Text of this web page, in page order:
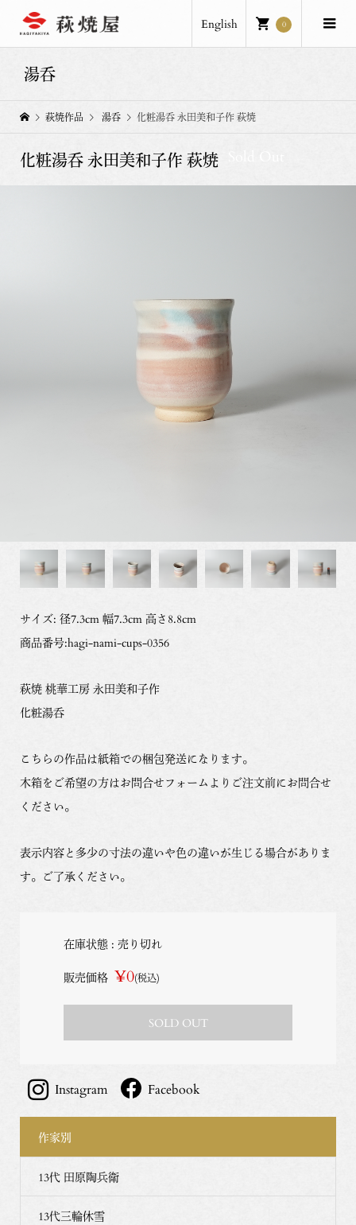
English 0
湯呑
萩焼作品 湯呑 化粧湯呑 永田美和子作 萩焼
化粧湯呑 永田美和子作 萩焼
サイズ: 径7.3cm 幅7.3cm 高さ8.8cm
商品番号:hagi-nami-cups-0356
萩焼 桃華工房 永田美和子作
化粧湯呑
こちらの作品は紙箱での梱包発送になります。
木箱をご希望の方はお問合せフォームよりご注文前にお問合せ
ください。
表示内容と多少の寸法の違いや色の違いが生じる場合がありま
す。ご了承ください。
在庫状態 : 売り切れ
販売価格 ¥0(税込)
SOLD OUT
Instagram Facebook
作家別
13代 田原陶兵衛
13代三輪休雪